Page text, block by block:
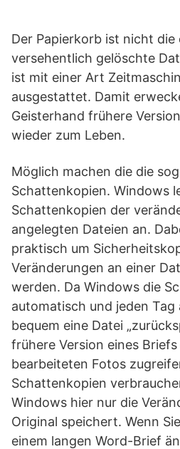
Der Papierkorb ist nicht
versehentlich gelöschte
ist mit einer Art
ausgestattet. Damit
Geisterhand frühere
wieder zum Leben.
Möglich machen die die
Schattenkopien. Windows
Schattenkopien der
angelegten Dateien an.
praktisch um
Veränderungen an einer
werden. Da Windows die
automatisch und jeden Tag
bequem eine Datei
frühere Version eines
bearbeiteten Fotos
Schattenkopien
Windows hier nur die
Original speichert. Wenn
einem langen Word-Brief